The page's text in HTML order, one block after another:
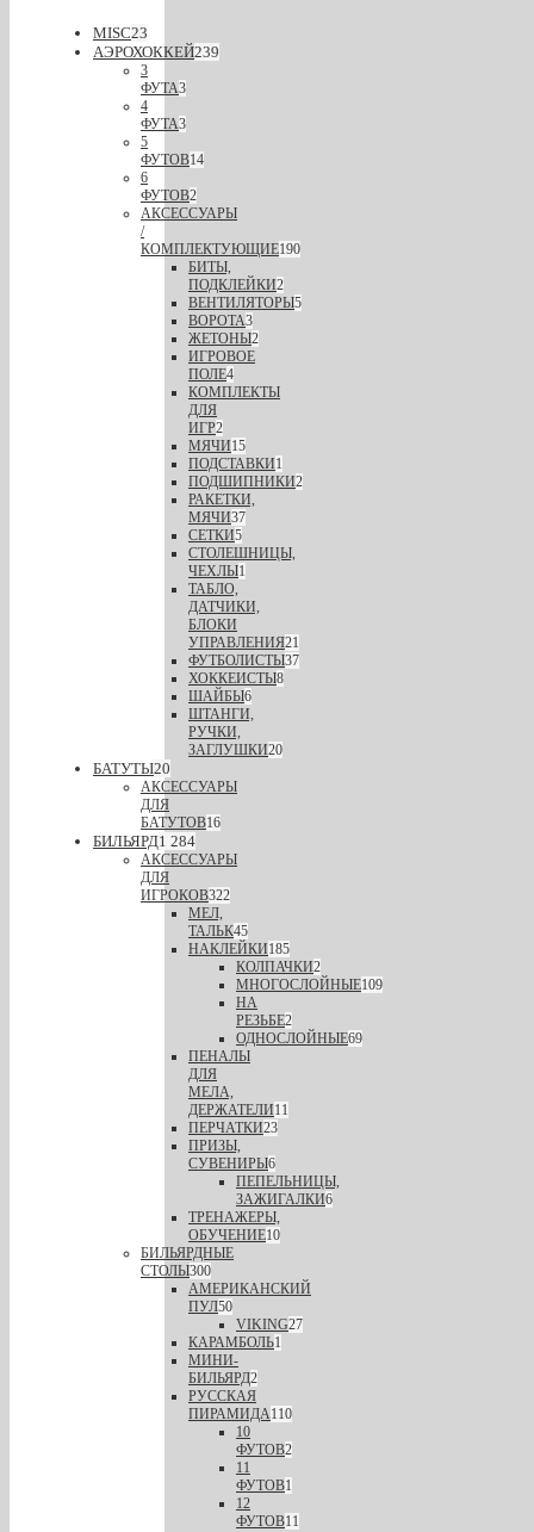
MISC23
АЭРОХОККЕЙ239
3
ФУТА3
4
ФУТА3
5
ФУТОВ14
6
ФУТОВ2
АКСЕССУАРЫ
/
КОМПЛЕКТУЮЩИЕ190
БИТЫ,
ПОДКЛЕЙКИ2
ВЕНТИЛЯТОРЫ5
ВОРОТА3
ЖЕТОНЫ2
ИГРОВОЕ
ПОЛЕ4
КОМПЛЕКТЫ
ДЛЯ
ИГР2
МЯЧИ15
ПОДСТАВКИ1
ПОДШИПНИКИ2
РАКЕТКИ,
МЯЧИ37
СЕТКИ5
СТОЛЕШНИЦЫ,
ЧЕХЛЫ1
ТАБЛО,
ДАТЧИКИ,
БЛОКИ
УПРАВЛЕНИЯ21
ФУТБОЛИСТЫ37
ХОККЕИСТЫ8
ШАЙБЫ6
ШТАНГИ,
РУЧКИ,
ЗАГЛУШКИ20
БАТУТЫ20
АКСЕССУАРЫ
ДЛЯ
БАТУТОВ16
БИЛЬЯРД1 284
АКСЕССУАРЫ
ДЛЯ
ИГРОКОВ322
МЕЛ,
ТАЛЬК45
НАКЛЕЙКИ185
КОЛПАЧКИ2
МНОГОСЛОЙНЫЕ109
НА
РЕЗЬБЕ2
ОДНОСЛОЙНЫЕ69
ПЕНАЛЫ
ДЛЯ
МЕЛА,
ДЕРЖАТЕЛИ11
ПЕРЧАТКИ23
ПРИЗЫ,
СУВЕНИРЫ6
ПЕПЕЛЬНИЦЫ,
ЗАЖИГАЛКИ6
ТРЕНАЖЕРЫ,
ОБУЧЕНИЕ10
БИЛЬЯРДНЫЕ
СТОЛЫ300
АМЕРИКАНСКИЙ
ПУЛ50
VIKING27
КАРАМБОЛЬ1
МИНИ-
БИЛЬЯРД2
РУССКАЯ
ПИРАМИДА110
10
ФУТОВ2
11
ФУТОВ1
12
ФУТОВ11